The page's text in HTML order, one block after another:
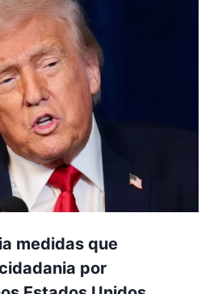
medidas que
por